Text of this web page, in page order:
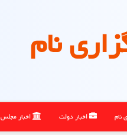
نام
نام اخبار دولت اخبار مجلس